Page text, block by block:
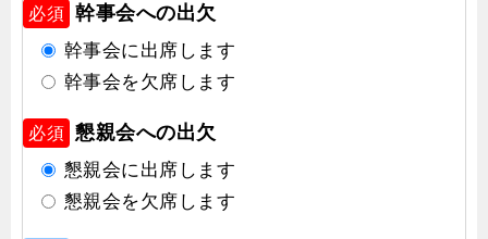
必須 幹事会への出欠
幹事会に出席します
幹事会を欠席します
必須 懇親会への出欠
懇親会に出席します
懇親会を欠席します